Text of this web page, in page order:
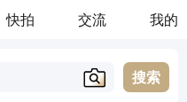
快拍 交流 我的
搜索